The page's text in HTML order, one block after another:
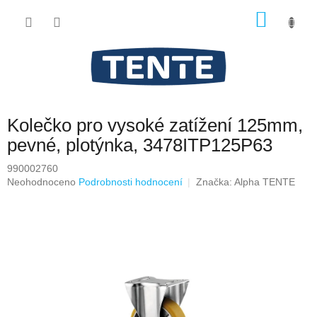
Kolečko pro vysoké zatížení 125mm,
pevné, plotýnka, 3478ITP125P63
990002760
Průměrné
Neohodnoceno Podrobnosti hodnocení Značka: Alpha TENTE